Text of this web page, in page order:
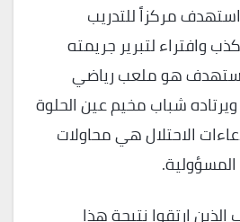
استهدف مركزاً للتدريب
لتبرير جريمته
هو ملعب رياضي
شباب مخيم عين الحلوة
الاحتلال هي محاولات
ارتقوا نتيجة هذا